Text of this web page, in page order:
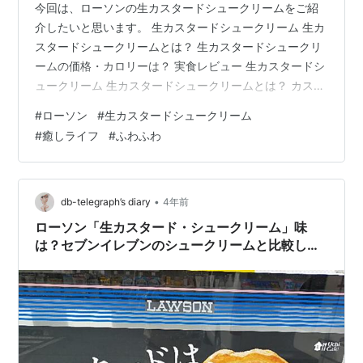
今回は、ローソンの生カスタードシュークリームをご紹
介したいと思います。 生カスタードシュークリーム 生カ
スタードシュークリームとは？ 生カスタードシュークリ
ームの価格・カロリーは？ 実食レビュー 生カスタードシ
ュークリーム 生カスタードシュークリームとは？ カスタ
のためのプレミアムエッグを使用したカスタードシュー
です。卵のコク・風味が感じられながらも後味すっきり
としたなめらかなクリームを、香ばしくくちどけのよい
シューパフに詰めました。（公式H.Pより） 生カスター
ドシュークリームの価格・カロリーは？ 価格 １５０円
（税抜き） エネルギー １８７…
#ローソン #生カスタードシュークリーム
#癒しライフ #ふわふわ
db-telegraph’s diary • 4年前
ローソン「生カスタード・シュークリーム」味
は？セブンイレブンのシュークリームと比較しま